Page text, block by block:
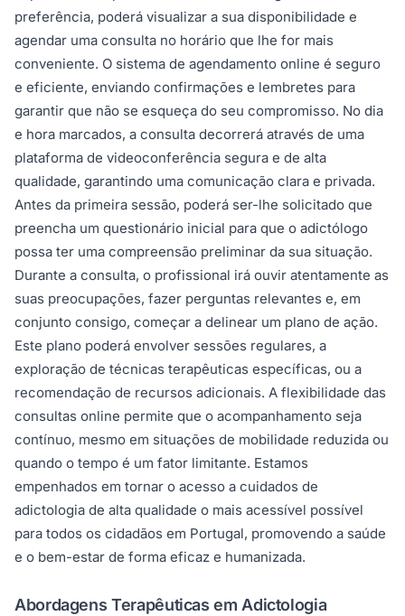
preferência, poderá visualizar a sua disponibilidade e
agendar uma consulta no horário que lhe for mais
conveniente. O sistema de agendamento online é seguro
e eficiente, enviando confirmações e lembretes para
garantir que não se esqueça do seu compromisso. No dia
e hora marcados, a consulta decorrerá através de uma
plataforma de videoconferência segura e de alta
qualidade, garantindo uma comunicação clara e privada.
Antes da primeira sessão, poderá ser-lhe solicitado que
preencha um questionário inicial para que o adictólogo
possa ter uma compreensão preliminar da sua situação.
Durante a consulta, o profissional irá ouvir atentamente as
suas preocupações, fazer perguntas relevantes e, em
conjunto consigo, começar a delinear um plano de ação.
Este plano poderá envolver sessões regulares, a
exploração de técnicas terapêuticas específicas, ou a
recomendação de recursos adicionais. A flexibilidade das
consultas online permite que o acompanhamento seja
contínuo, mesmo em situações de mobilidade reduzida ou
quando o tempo é um fator limitante. Estamos
empenhados em tornar o acesso a cuidados de
adictologia de alta qualidade o mais acessível possível
para todos os cidadãos em Portugal, promovendo a saúde
e o bem-estar de forma eficaz e humanizada.
Abordagens Terapêuticas em Adictologia